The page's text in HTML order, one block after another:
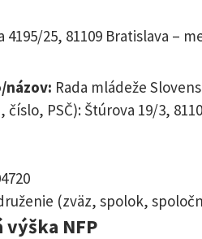
4195/25, 81109 Bratislava –
názov: Rada mládeže
PSČ): Štúrova 19/3,
(zväz, spolok,
výška NFP